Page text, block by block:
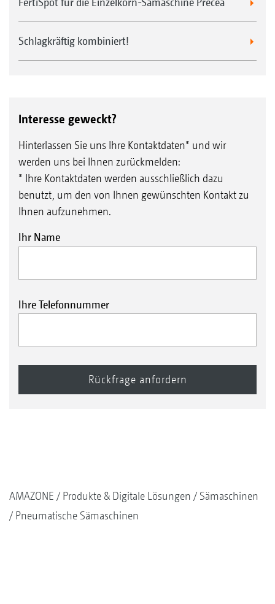
Schlagkräftig kombiniert!
Interesse geweckt?
Hinterlassen Sie uns Ihre Kontaktdaten* und wir
werden uns bei Ihnen zurückmelden:
* Ihre Kontaktdaten werden ausschließlich dazu
benutzt, um den von Ihnen gewünschten Kontakt zu
Ihnen aufzunehmen.
Ihr Name
Ihre Telefonnummer
AMAZONE Produkte & Digitale Lösungen
Sämaschinen
Pneumatische Sämaschinen